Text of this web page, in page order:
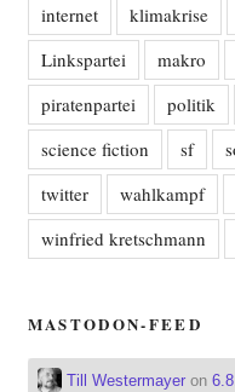
internet
klimakrise
Linkspartei
makro
piratenpartei
politik
science fiction
sf
twitter
wahlkampf
winfried kretschmann
MASTODON-FEED
Till Westermayeron